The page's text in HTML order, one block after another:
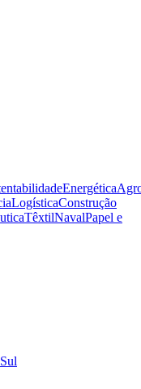
Energética
LogísticaConstrução
TêxtilNavalPapel e
Sul